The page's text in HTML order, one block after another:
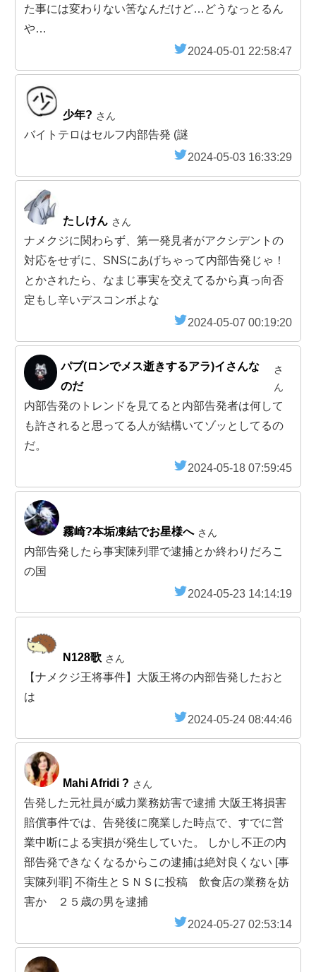
た事には変わりない筈なんだけど…どうなっとるん
や…
2024-05-01 22:58:47
少年? さん
バイトテロはセルフ内部告発 (謎
2024-05-03 16:33:29
たしけん さん
ナメクジに関わらず、第一発見者がアクシデントの
対応をせずに、SNSにあげちゃって内部告発じゃ！
とかされたら、なまじ事実を交えてるから真っ向否
定もし辛いデスコンボよな
2024-05-07 00:19:20
パブ(ロンでメス逝きするアラ)イさんな
のだ
さ
ん
内部告発のトレンドを見てると内部告発者は何して
も許されると思ってる人が結構いてゾッとしてるの
だ。
2024-05-18 07:59:45
霧崎?本垢凍結でお星様へ さん
内部告発したら事実陳列罪で逮捕とか終わりだろこ
の国
2024-05-23 14:14:19
N128歌 さん
【ナメクジ王将事件】大阪王将の内部告発したおと
は
2024-05-24 08:44:46
Mahi Afridi ? さん
告発した元社員が威力業務妨害で逮捕 大阪王将損害
賠償事件では、告発後に廃業した時点で、すでに営
業中断による実損が発生していた。 しかし不正の内
部告発できなくなるからこの逮捕は絶対良くない [事
実陳列罪] 不衛生とＳＮＳに投稿 飲食店の業務を妨
害か ２５歳の男を逮捕
2024-05-27 02:53:14